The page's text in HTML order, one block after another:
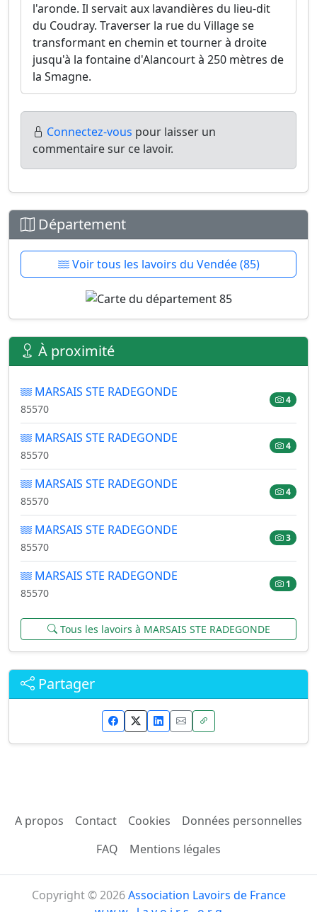
l'aronde. Il servait aux lavandières du lieu-dit
du Coudray. Traverser la rue du Village se
transformant en chemin et tourner à droite
jusqu'à la fontaine d'Alancourt à 250 mètres de
la Smagne.
Connectez-vous pour laisser un
commentaire sur ce lavoir.
Département
Voir tous les lavoirs du Vendée (85)
À proximité
MARSAIS STE RADEGONDE
85570
4
MARSAIS STE RADEGONDE
85570
4
MARSAIS STE RADEGONDE
85570
4
MARSAIS STE RADEGONDE
85570
3
MARSAIS STE RADEGONDE
85570
1
Tous les lavoirs à MARSAIS STE RADEGONDE
Partager
A propos Contact Cookies
Données personnelles
FAQ
Mentions légales
Copyright © 2026Association Lavoirs de France